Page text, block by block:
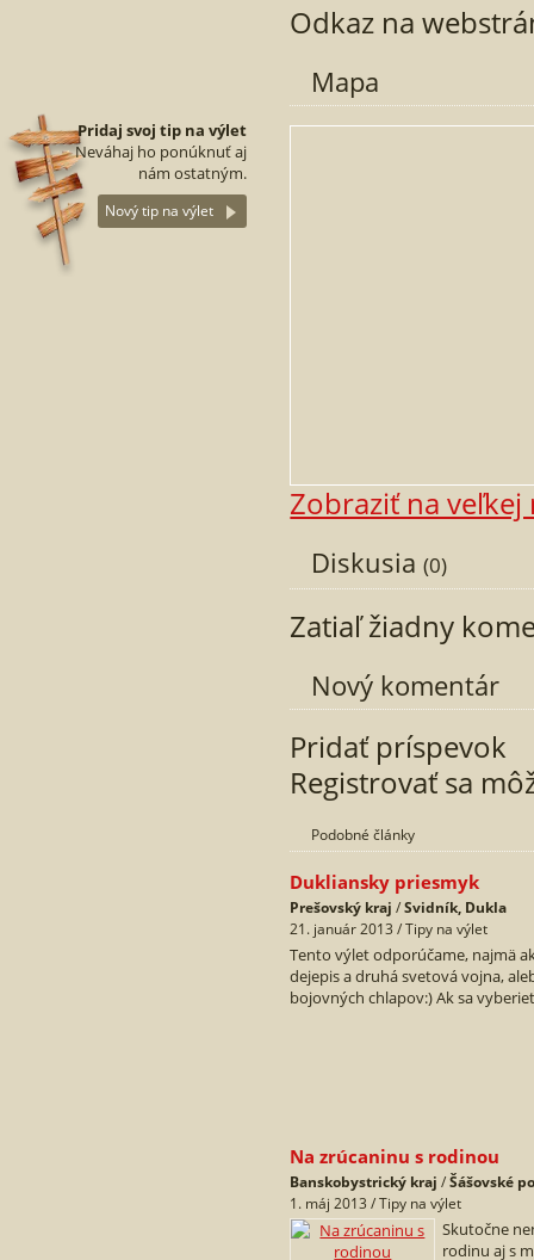
Pridaj svoj tip na výlet
Neváhaj ho ponúknuť aj
nám ostatným.
Nový tip na výlet
Odkaz na
Mapa
Zobraziť na veľkej
Diskusia(0)
Zatiaľ žiadny
Nový komentár
Pridať príspevok
Registrovať sa
Podobné články
Dukliansky priesmyk
Prešovský kraj /Svidník, Dukla
21. január 2013 / Tipy na výlet
Tento výlet odporúčame, najmä
dejepis a druhá svetová vojna,
bojovných chlapov:) Ak sa
Na zrúcaninu s rodinou
Banskobystrický kraj /Šášovské
1. máj 2013 / Tipy na výlet
Skutočne
rodinu aj s